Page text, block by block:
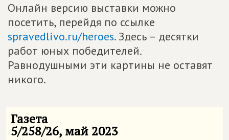
Онлайн версию выставки можно
посетить, перейдя по ссылке
spravedlivo.ru/heroes. Здесь – десятки
работ юных победителей.
Равнодушными эти картины не оставят
никого.
Газета
5/258/26, май 2023